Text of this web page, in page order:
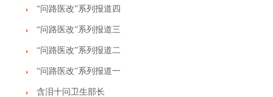
“问路医改”系列报道四
“问路医改”系列报道三
“问路医改”系列报道二
“问路医改”系列报道一
含泪十问卫生部长